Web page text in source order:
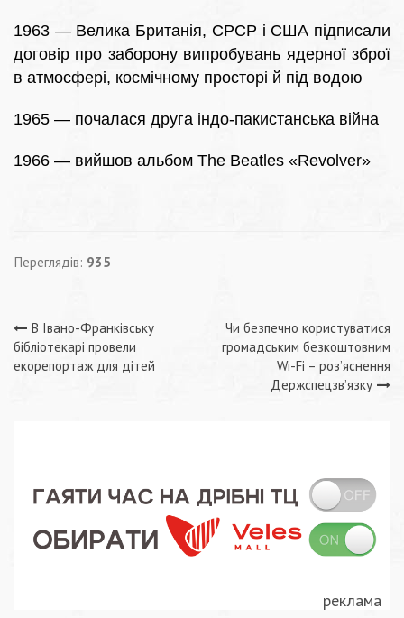
1963 — Велика Британія, СРСР і США підписали
договір про заборону випробувань ядерної зброї
в атмосфері, космічному просторі й під водою
1965 — почалася друга індо-пакистанська війна
1966 — вийшов альбом The Beatles «Revolver»
Переглядів: 935
Навігація
записів
В Івано-Франківську
бібліотекарі провели
екорепортаж для дітей
Чи безпечно користуватися
громадським безкоштовним
Wi-Fi – роз’яснення
Держспецзв’язку